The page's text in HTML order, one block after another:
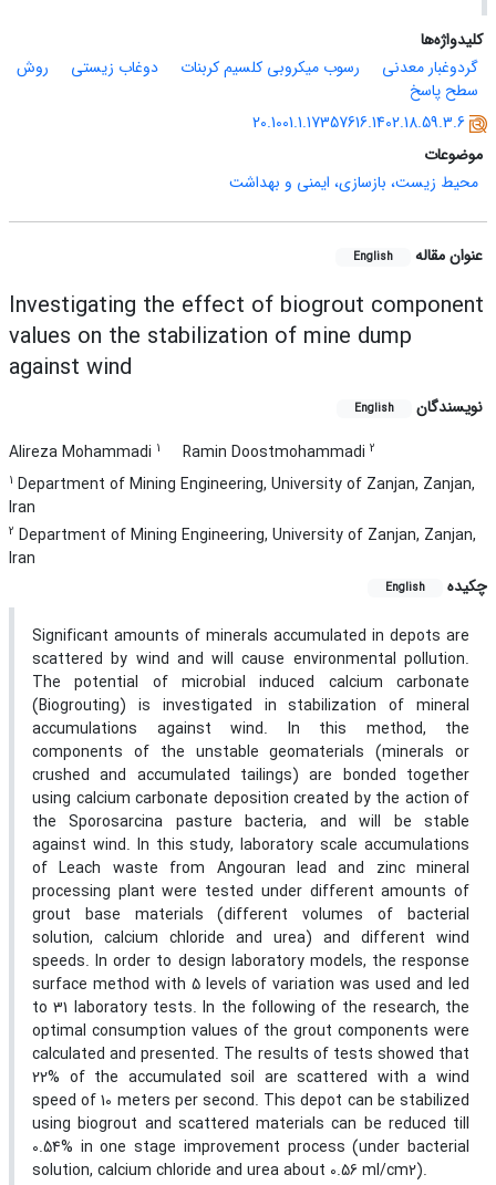
کلیدواژه‌ها
گردوغبار معدنی
رسوب میکروبی کلسیم کربنات دوغاب زیستی
روش
سطح پاسخ
20.1001.1.17357616.1402.18.59.3.6
موضوعات
محیط زیست، بازسازی، ایمنی و بهداشت
عنوان مقاله English
Investigating the effect of biogrout component
values on the stabilization of mine dump
against wind
نویسندگان English
Alireza Mohammadi 1 Ramin Doostmohammadi 2
1 Department of Mining Engineering, University of Zanjan, Zanjan,
Iran
2 Department of Mining Engineering, University of Zanjan, Zanjan,
Iran
چکیده
English
Significant amounts of minerals accumulated in depots are
scattered by wind and will cause environmental pollution.
The potential of microbial induced calcium carbonate
(Biogrouting) is investigated in stabilization of mineral
accumulations against wind. In this method, the
components of the unstable geomaterials (minerals or
crushed and accumulated tailings) are bonded together
using calcium carbonate deposition created by the action of
the Sporosarcina pasture bacteria, and will be stable
against wind. In this study, laboratory scale accumulations
of Leach waste from Angouran lead and zinc mineral
processing plant were tested under different amounts of
grout base materials (different volumes of bacterial
solution, calcium chloride and urea) and different wind
speeds. In order to design laboratory models, the response
surface method with 5 levels of variation was used and led
to 31 laboratory tests. In the following of the research, the
optimal consumption values of the grout components were
calculated and presented. The results of tests showed that
22% of the accumulated soil are scattered with a wind
speed of 10 meters per second. This depot can be stabilized
using biogrout and scattered materials can be reduced till
0.54% in one stage improvement process (under bacterial
solution, calcium chloride and urea about 0.56 ml/cm2).